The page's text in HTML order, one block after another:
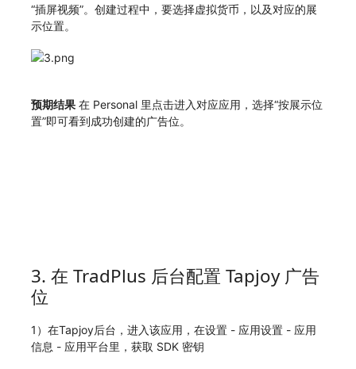
“插屏视频”。创建过程中，要选择虚拟货币，以及对应的展
示位置。
预期结果在 Personal 里点击进入对应应用，选择“按展示位
置”即可看到成功创建的广告位。
3. 在 TradPlus 后台配置 Tapjoy 广告
位
1）在Tapjoy后台，进入该应用，在设置 - 应用设置 - 应用
信息 - 应用平台里，获取 SDK 密钥